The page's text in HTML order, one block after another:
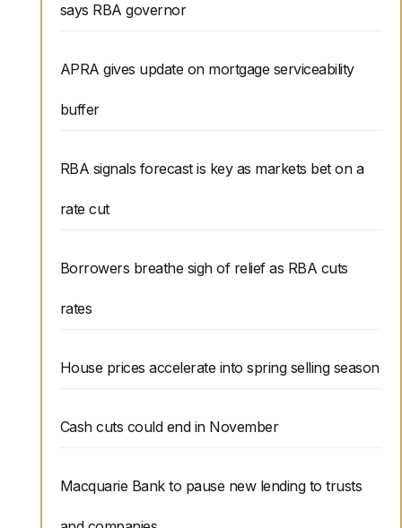
says RBA governor
APRA gives update on mortgage serviceability
buffer
RBA signals forecast is key as markets bet on a
rate cut
Borrowers breathe sigh of relief as RBA cuts
rates
House prices accelerate into spring selling season
Cash cuts could end in November
Macquarie Bank to pause new lending to trusts